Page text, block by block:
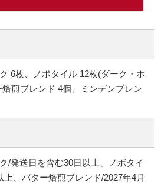
6枚、ノボタイル 12枚(ダーク・ホ
煎ブレンド 4個、ミンデンブレン
/発送日を含む30日以上、ノボタイ
上、バター焙煎ブレンド/2027年4月